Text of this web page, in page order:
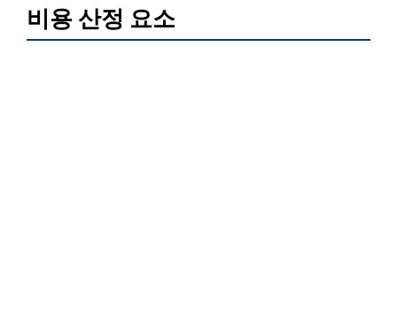
비용 산정 요소